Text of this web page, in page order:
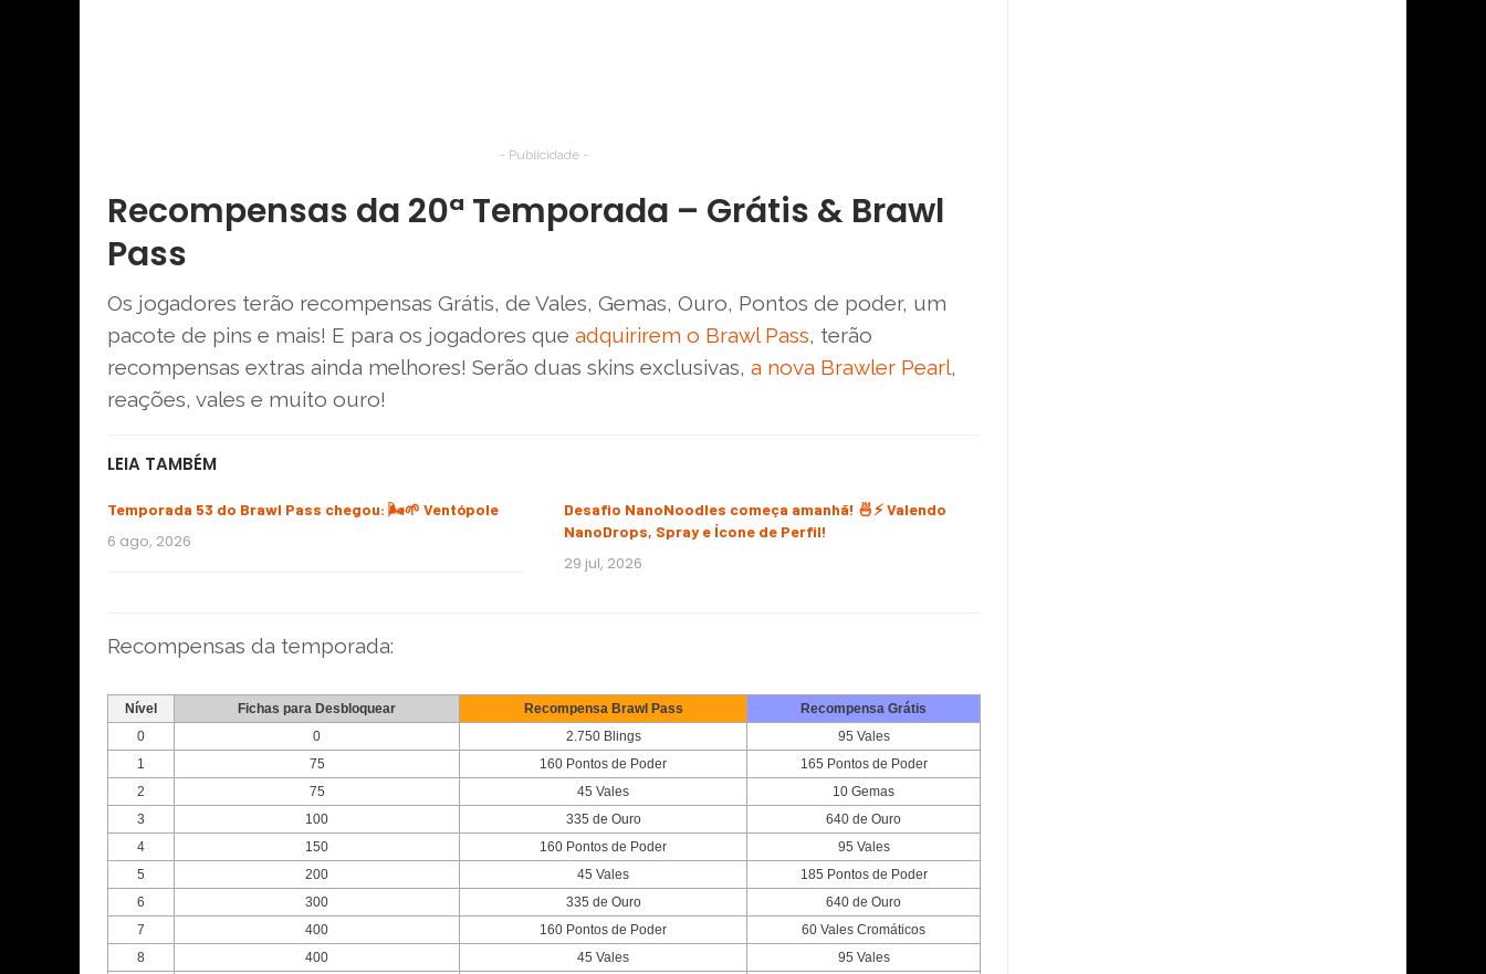
- Publicidade -
Recompensas da 20ª Temporada – Grátis & Brawl
Pass
Os jogadores terão recompensas Grátis, de Vales, Gemas, Ouro, Pontos de poder, um
pacote de pins e mais! E para os jogadores que adquirirem o Brawl Pass, terão
recompensas extras ainda melhores! Serão duas skins exclusivas, a nova Brawler Pearl,
reações, vales e muito ouro!
LEIA TAMBÉM
Temporada 53 do Brawl Pass chegou: 🌬️🌱 Ventópole
6 ago, 2026
Desafio NanoNoodles começa amanhã! 🍜⚡ Valendo
NanoDrops, Spray e Ícone de Perfil!
29 jul, 2026
Recompensas da temporada:
Nível Fichas para Desbloquear Recompensa Brawl Pass
Recompensa Grátis
0
0 2.750 Blings
95 Vales
1
75 160 Pontos de Poder
165 Pontos de Poder
2
75 45 Vales
10 Gemas
3
100 335 de Ouro
640 de Ouro
4
150 160 Pontos de Poder
95 Vales
5
200 45 Vales
185 Pontos de Poder
6
300 335 de Ouro
640 de Ouro
7
400 160 Pontos de Poder
60 Vales Cromáticos
8
400 45 Vales 95 Vales